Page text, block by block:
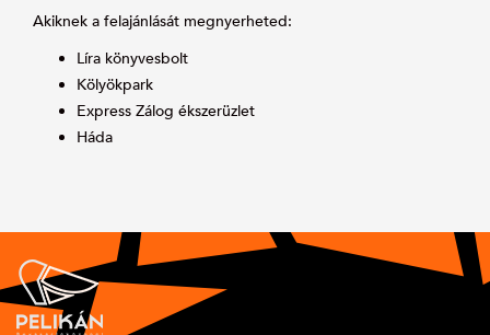
Akiknek a felajánlását megnyerheted:
Líra könyvesbolt
Kölyökpark
Express Zálog ékszerüzlet
Háda